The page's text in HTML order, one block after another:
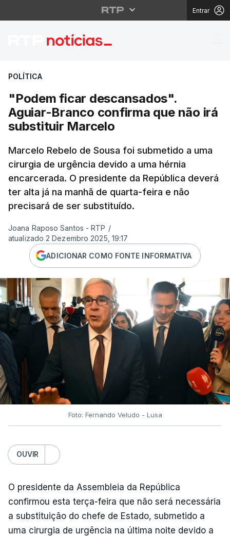
Entrar
"Podem ficar
POLÍTICA
"Podem ficar descansados".
Aguiar-Branco confirma que não irá
substituir Marcelo
Marcelo Rebelo de Sousa foi submetido a uma
cirurgia de urgência devido a uma hérnia
encarcerada. O presidente da República deverá
ter alta já na manhã de quarta-feira e não
precisará de ser substituído.
Joana Raposo Santos - RTP /
atualizado 2 Dezembro 2025, 19:17
ADICIONAR COMO FONTE INFORMATIVA
Foto: Fernando Veludo - Lusa
OUVIR
O presidente da Assembleia da República
confirmou esta terça-feira que não será necessária
a substituição do chefe de Estado, submetido a
uma cirurgia de urgência na última noite devido a